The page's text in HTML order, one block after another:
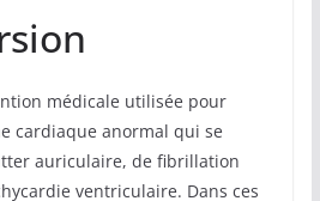
médicale utilisée pour
cardiaque anormal qui se
auriculaire, de fibrillation
ventriculaire. Dans ces